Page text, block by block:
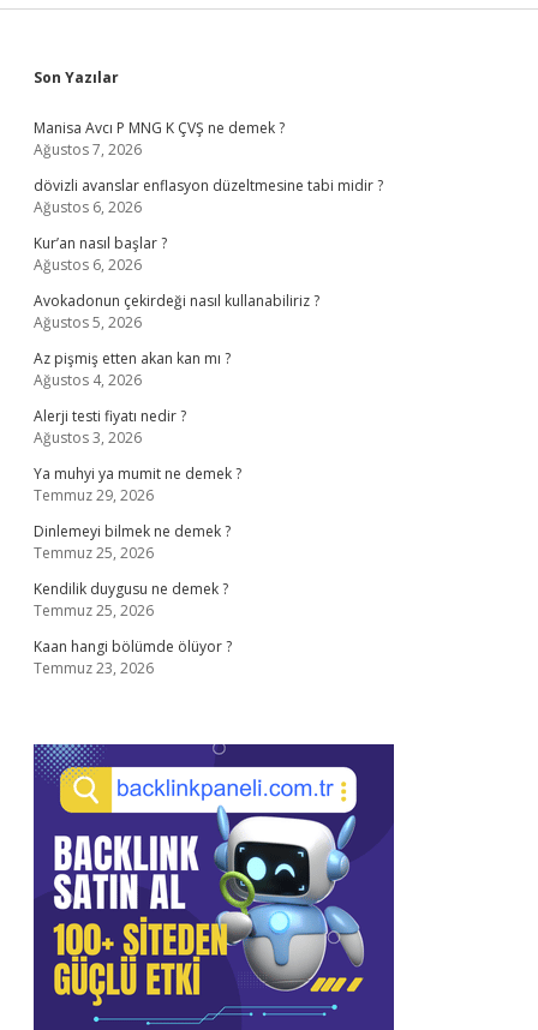
Sidebar
Son Yazılar
Manisa Avcı P MNG K ÇVŞ ne demek ?
Ağustos 7, 2026
dövizli avanslar enflasyon düzeltmesine tabi midir ?
Ağustos 6, 2026
Kur’an nasıl başlar ?
Ağustos 6, 2026
Avokadonun çekirdeği nasıl kullanabiliriz ?
Ağustos 5, 2026
Az pişmiş etten akan kan mı ?
Ağustos 4, 2026
Alerji testi fiyatı nedir ?
Ağustos 3, 2026
Ya muhyi ya mumit ne demek ?
Temmuz 29, 2026
Dinlemeyi bilmek ne demek ?
Temmuz 25, 2026
Kendilik duygusu ne demek ?
Temmuz 25, 2026
Kaan hangi bölümde ölüyor ?
Temmuz 23, 2026